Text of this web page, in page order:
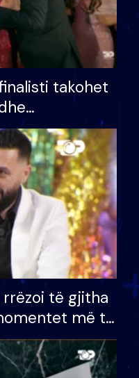
takohet
ndonjë letër
rrëzoi të gjitha
më të
VIP: Do më
kur…